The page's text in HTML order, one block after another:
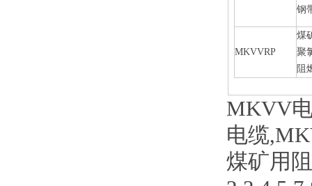
钢
MKVVRP
煤
聚
阻
MKVV
电缆
煤矿用